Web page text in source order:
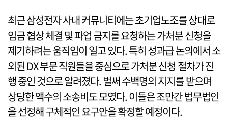
최근 삼성전자 사내 커뮤니티에는 초기업노조를 상대로
임금 협상 체결 및 파업 금지를 요청하는 가처분 신청을
제기하려는 움직임이 일고 있다. 특히 성과급 논의에서 소
외된 DX 부문 직원들을 중심으로 가처분 신청 절차가 진
행 중인 것으로 알려졌다. 벌써 수백명의 지지를 받으며
상당한 액수의 소송비도 모였다. 이들은 조만간 법무법인
을 선정해 구체적인 요구안을 확정할 예정이다.